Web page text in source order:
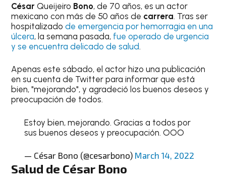
César Queijeiro Bono, de 70 años, es un actor
mexicano con más de 50 años de carrera. Tras ser
hospitalizadode emergencia por hemorragia en una
úlcera, la semana pasada, fue operado de urgencia
y se encuentra delicado de salud.
Apenas este sábado, el actor hizo una publicación
en su cuenta de Twitter para informar que está
bien, "mejorando", y agradeció los buenos deseos y
preocupación de todos.
Estoy bien, mejorando. Gracias a todos por
sus buenos deseos y preocupación. OOO
— César Bono (@cesarbono) March 14, 2022
Salud de César Bono